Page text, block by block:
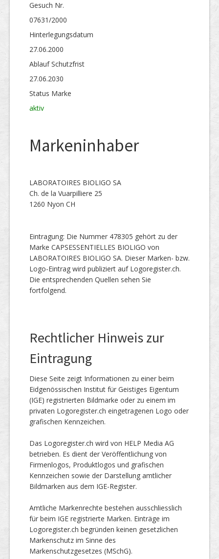
Gesuch Nr.
07631/2000
Hinterlegungs­datum
27.06.2000
Ablauf Schutzfrist
27.06.2030
Status Marke
aktiv
Markeninhaber
LABORATOIRES BIOLIGO SA
Ch. de la Vuarpilliere 25
1260 Nyon CH
Eintragung: Die Nummer 478305 gehört zu der
Marke CAPSESSENTIELLES BIOLIGO von
LABORATOIRES BIOLIGO SA. Dieser Marken- bzw.
Logo-Eintrag wird publiziert auf Logoregister.ch.
Die entsprechenden Quellen sehen Sie
fortfolgend.
Rechtlicher Hinweis zur
Eintragung
Diese Seite zeigt Informationen zu einer beim
Eidgenössischen Institut für Geistiges Eigentum
(IGE) registrierten Bildmarke oder zu einem im
privaten Logoregister.ch eingetragenen Logo oder
grafischen Kennzeichen.
Das Logoregister.ch wird von HELP Media AG
betrieben. Es dient der Veröffentlichung von
Firmenlogos, Produktlogos und grafischen
Kennzeichen sowie der Darstellung amtlicher
Bildmarken aus dem IGE-Register.
Amtliche Markenrechte bestehen ausschliesslich
für beim IGE registrierte Marken. Einträge im
Logoregister.ch begründen keinen gesetzlichen
Markenschutz im Sinne des
Markenschutzgesetzes (MSchG).